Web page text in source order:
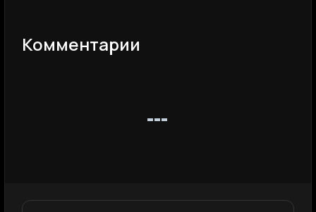
Комментарии